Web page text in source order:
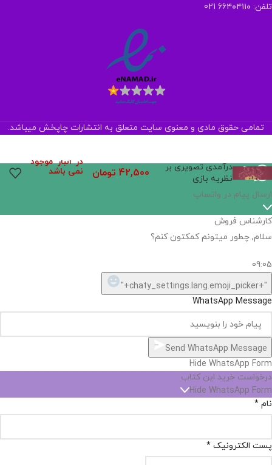
تلفن: ۶۶۴۰۴۱۱۰ 021
تمامی حقوق مادی و معنوی سایت متعلق به انتشارات چاپخش میباشد.
درآمدی تصویری بر
نظریه بازی
42,500 تومان
در انبار موجود
نمی باشد
ارسال پیام در واتساپ
کارشناس فروش
سلام, چطور میتونم کمکتون کنم؟
09:05
"+chaty_settings.lang.emoji_picker+"
WhatsApp Message
Send WhatsApp Message
Hide WhatsApp Form
درخواست خرید این کتاب
Hide WhatsApp Form
نام *
پست الکترونیک *